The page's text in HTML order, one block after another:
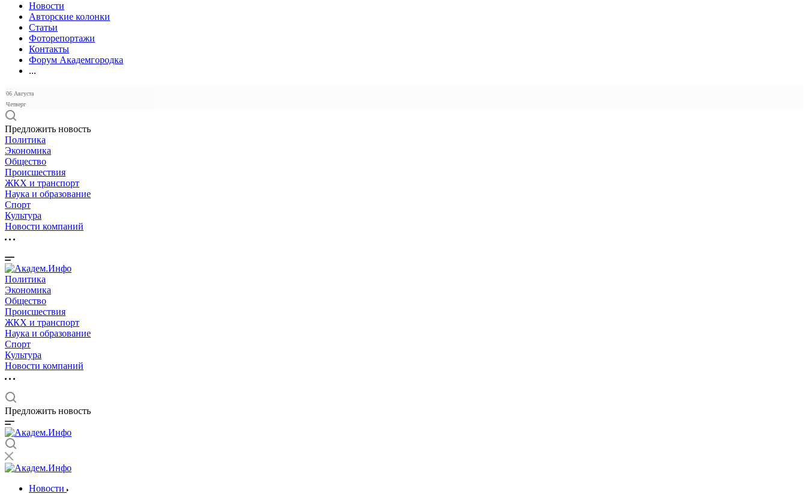
Новости
Авторские колонки
Статьи
Фоторепортажи
Контакты
Форум Академгородка
...
06 Августа
Четверг
Предложить новость
Политика
Экономика
Общество
Происшествия
ЖКХ и транспорт
Наука и образование
Спорт
Культура
Новости компаний
Политика
Экономика
Общество
Происшествия
ЖКХ и транспорт
Наука и образование
Спорт
Культура
Новости компаний
Предложить новость
Новости